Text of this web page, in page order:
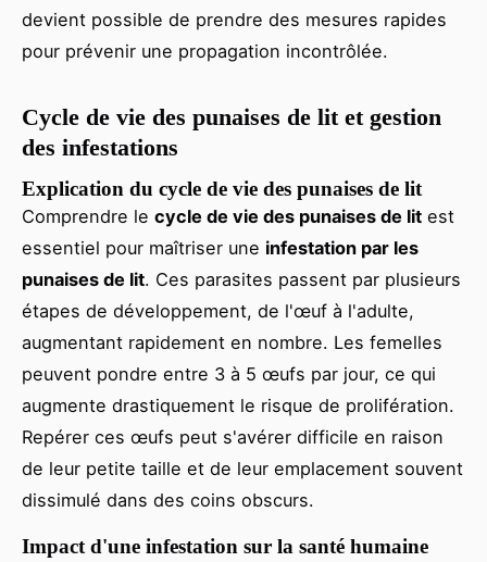
devient possible de prendre des mesures rapides
pour prévenir une propagation incontrôlée.
Cycle de vie des punaises de lit et gestion
des infestations
Explication du cycle de vie des punaises de lit
Comprendre le cycle de vie des punaises de lit est
essentiel pour maîtriser une infestation par les
punaises de lit. Ces parasites passent par plusieurs
étapes de développement, de l'œuf à l'adulte,
augmentant rapidement en nombre. Les femelles
peuvent pondre entre 3 à 5 œufs par jour, ce qui
augmente drastiquement le risque de prolifération.
Repérer ces œufs peut s'avérer difficile en raison
de leur petite taille et de leur emplacement souvent
dissimulé dans des coins obscurs.
Impact d'une infestation sur la santé humaine